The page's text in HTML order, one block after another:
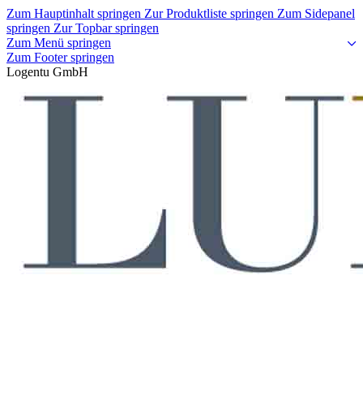
Zum Hauptinhalt springen Zur Produktliste springen Zum Sidepanel
springen Zur Topbar springen
Zum Menü springen
Zum Footer springen
Logentu GmbH